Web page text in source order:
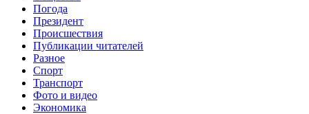
Погода
Президент
Происшествия
Публикации читателей
Разное
Спорт
Транспорт
Фото и видео
Экономика